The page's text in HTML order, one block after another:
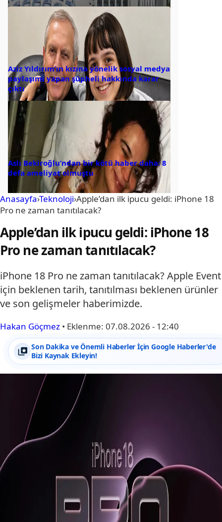
Aziz Yıldırım’ın kızına yönelik sosyal medya
paylaşımı yapan şüpheli hakkında karar
çıktı
Aslı Bekiroğlu’ndan bir kötü haber daha: 8
defa ameliyat olmuştu
Anasayfa›Teknoloji›Apple’dan ilk ipucu geldi: iPhone 18
Pro ne zaman tanıtılacak?
Apple’dan ilk ipucu geldi: iPhone 18
Pro ne zaman tanıtılacak?
iPhone 18 Pro ne zaman tanıtılacak? Apple Event
için beklenen tarih, tanıtılması beklenen ürünler
ve son gelişmeler haberimizde.
Hakan Göçmez • Eklenme: 07.08.2026 - 12:40
Son Dakika ve Önemli Haberler İçin Google Haberler'de
Bizi Kaynak Ekleyin!